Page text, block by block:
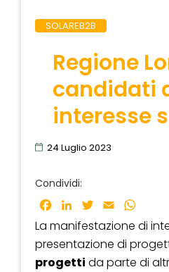
SOLAREB2B
Regione
candidati
interesse
24 Luglio 2023
Condividi:
Facebook
LinkedInTwitter
Email
La manifestazione di
presentazione di
progetti da parte di